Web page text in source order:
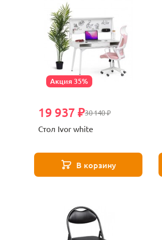
Акция 35%
30 140 ₽
19 937 ₽
Стол Ivor white
В корзину